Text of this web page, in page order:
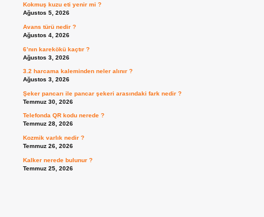
Kokmuş kuzu eti yenir mi ?
Ağustos 5, 2026
Avans türü nedir ?
Ağustos 4, 2026
6’nın karekökü kaçtır ?
Ağustos 3, 2026
3.2 harcama kaleminden neler alınır ?
Ağustos 3, 2026
Şeker pancarı ile pancar şekeri arasındaki fark nedir ?
Temmuz 30, 2026
Telefonda QR kodu nerede ?
Temmuz 28, 2026
Kozmik varlık nedir ?
Temmuz 26, 2026
Kalker nerede bulunur ?
Temmuz 25, 2026